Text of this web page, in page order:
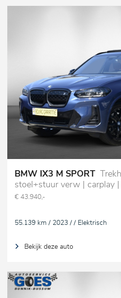
BMW IX3 M SPORT
stoel+stuur verw | carplay |
€ 43.940,-
55.139 km / 2023 / / Elektrisch
Bekijk deze auto